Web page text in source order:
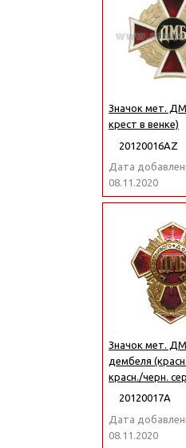
Значок мет.
крест в венке)
20120016АZ
Дата
08.11.2020
Значок мет.
дембеля
красн./черн.
20120017А
Дата
08.11.2020